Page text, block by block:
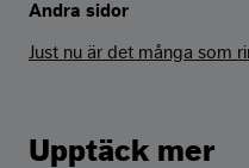
Andra sidor
Just nu är det många som
Upptäck mer